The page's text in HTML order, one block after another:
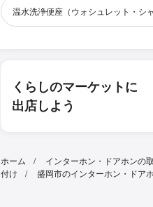
温水洗浄便座（ウォシュレット・シ
くらしのマーケットに
出店しよう
ホーム インターホン・ドアホンの
付け
盛岡市のインターホン・ドア